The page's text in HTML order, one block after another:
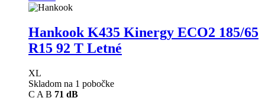
Hankook K435 Kinergy ECO2 185/65
R15 92 T Letné
XL
Skladom na 1 pobočke
C A B 71 dB